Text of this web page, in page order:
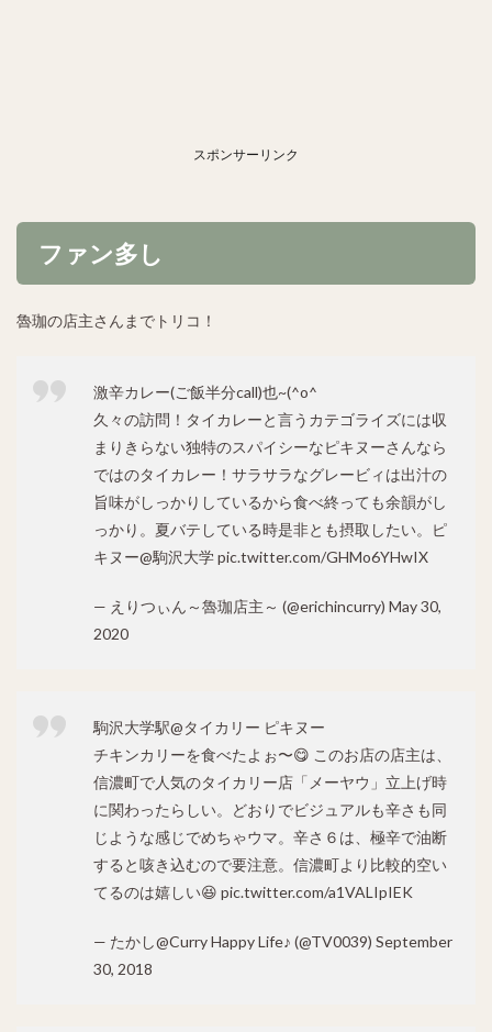
スポンサーリンク
ファン多し
魯珈の店主さんまでトリコ！
激辛カレー(ご飯半分call)也~(^o^ゞ
久々の訪問！タイカレーと言うカテゴライズには収
まりきらない独特のスパイシーなピキヌーさんなら
ではのタイカレー！サラサラなグレービィは出汁の
旨味がしっかりしているから食べ終っても余韻がし
っかり。夏バテしている時是非とも摂取したい。ピ
キヌー@駒沢大学pic.twitter.com/GHMo6YHwIX
— えりつぃん～魯珈店主～ (@erichincurry) May 30,
2020
駒沢大学駅@タイカリー ピキヌー
チキンカリーを食べたよぉ〜😋 このお店の店主は、
信濃町で人気のタイカリー店「メーヤウ」立上げ時
に関わったらしい。どおりでビジュアルも辛さも同
じような感じでめちゃウマ。辛さ６は、極辛で油断
すると咳き込むので要注意。信濃町より比較的空い
てるのは嬉しい😆 pic.twitter.com/a1VALIpIEK
— たかし@Curry Happy Life♪ (@TV0039) September
30, 2018